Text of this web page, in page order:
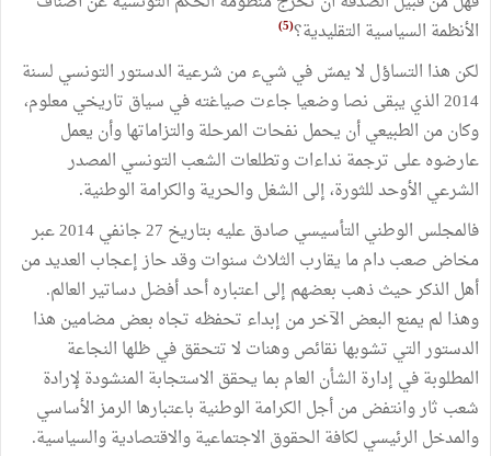
الأنظمة السياسية التقليدية؟(5)
‏لكن هذا التساؤل لا يمسّ في شيء من شرعية الدستور التونسي لسنة
2014 الذي يبقى نصا وضعيا ‏جاءت صياغته في سياق تاريخي معلوم،
وكان من الطبيعي أن يحمل نفحات المرحلة والتزاماتها وأن يعمل
عارضوه على ترجمة نداءات وتطلعات الشعب التونسي المصدر
الشرعي الأوحد للثورة، إلى الشغل والحرية والكرامة الوطنية.
فالمجلس الوطني التأسيسي صادق عليه بتاريخ 27 جانفي 2014 عبر
مخاض صعب دام ما يقارب الثلاث سنوات وقد حاز إعجاب العديد من
‏أهل الذكر حيث ذهب بعضهم إلى اعتباره أحد أفضل دساتير العالم.
وهذا لم يمنع البعض الآخر من إبداء تحفظه تجاه بعض مضامين هذا
الدستور التي تشوبها نقائص وهنات لا تتحقق في ظلها النجاعة
المطلوبة في إدارة الشأن العام بما يحقق الاستجابة المنشودة لإرادة
شعب ثار وانتفض من أجل الكرامة الوطنية ‏باعتبارها الرمز الأساسي
والمدخل الرئيسي لكافة الحقوق الاجتماعية والاقتصادية والسياسية.